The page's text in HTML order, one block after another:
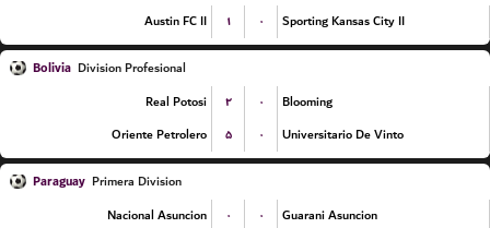
Austin FC II
۱ ۰ Sporting Kansas City II
Bolivia Division Profesional
Real Potosi
۲ ۰
Blooming
Oriente Petrolero
۵ ۰ Universitario De Vinto
Paraguay Primera Division
Nacional Asuncion
۰ ۰ Guarani Asuncion